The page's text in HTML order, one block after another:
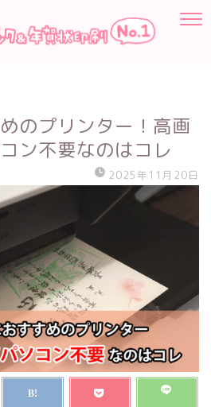
のプリンター！高画
ン不要なのはコレ
2025年11月20日